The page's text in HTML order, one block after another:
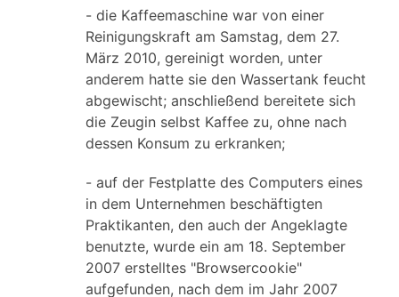
- die Kaffeemaschine war von einer
Reinigungskraft am Samstag, dem 27.
März 2010, gereinigt worden, unter
anderem hatte sie den Wassertank feucht
abgewischt; anschließend bereitete sich
die Zeugin selbst Kaffee zu, ohne nach
dessen Konsum zu erkranken;
- auf der Festplatte des Computers eines
in dem Unternehmen beschäftigten
Praktikanten, den auch der Angeklagte
benutzte, wurde ein am 18. September
2007 erstelltes "Browsercookie"
aufgefunden, nach dem im Jahr 2007